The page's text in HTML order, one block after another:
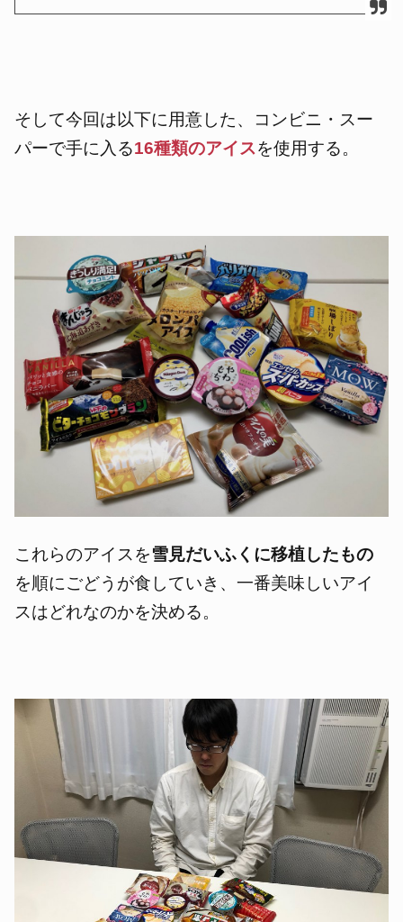
そして今回は以下に用意した、コンビニ・スー
パーで手に入る16種類のアイスを使用する。
これらのアイスを雪見だいふくに移植したもの
を順にごどうが食していき、一番美味しいアイ
スはどれなのかを決める。